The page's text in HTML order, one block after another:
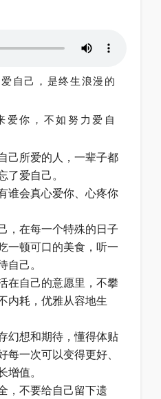
自己，是终生浪漫的
爱你，不如努力爱自
己所爱的人，一辈子都
了爱自己。
谁会真心爱你、心疼你
，在每一个特殊的日子
一顿可口的美食，听一
自己。
在自己的意愿里，不攀
内耗，优雅从容地生
幻想和期待，懂得体贴
每一次可以变得更好、
增值。
，不要给自己留下遗